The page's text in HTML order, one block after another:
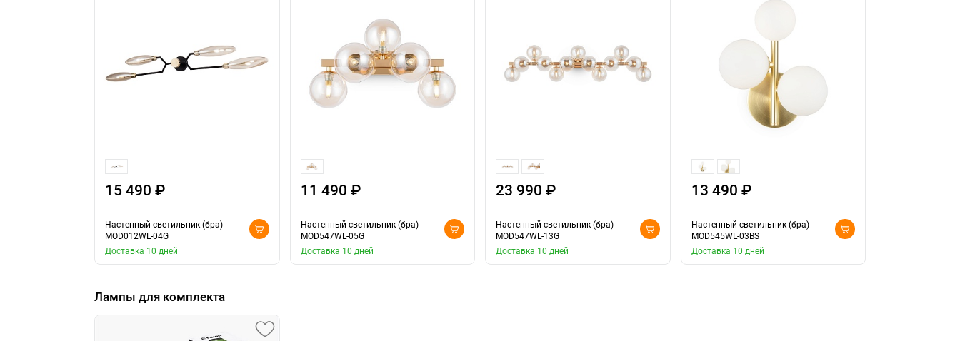
15 490 ₽
Настенный светильник (бра)
MOD012WL-04G
Доставка 10 дней
11 490 ₽
Настенный светильник (бра)
MOD547WL-05G
Доставка 10 дней
23 990 ₽
Настенный светильник (бра)
MOD547WL-13G
Доставка 10 дней
13 490 ₽
Настенный светильник (бра)
MOD545WL-03BS
Доставка 10 дней
Лампы для комплекта